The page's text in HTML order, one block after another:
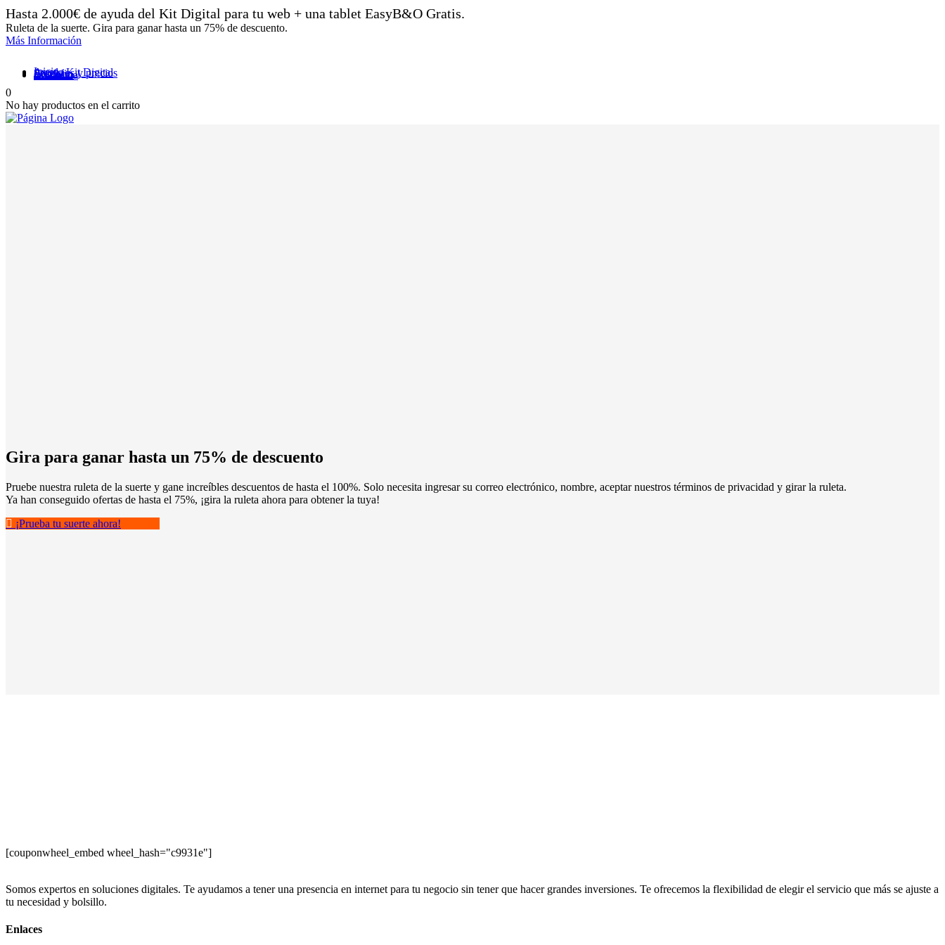
Hasta 2.000€ de ayuda del Kit Digital para tu web + una tablet EasyB&O Gratis.
Ruleta de la suerte. Gira para ganar hasta un 75% de descuento.
Más Información
Inicio
Ayuda Kit Digital
Servicios y precios
Portfolio
Contacto
Mi cuenta
0
No hay productos en el carrito
Gira para ganar hasta un 75% de descuento
Pruebe nuestra ruleta de la suerte y gane increíbles descuentos de hasta el 100%. Solo necesita ingresar su correo electrónico, nombre, aceptar nuestros términos de privacidad y girar la ruleta.
Ya han conseguido ofertas de hasta el 75%, ¡gira la ruleta ahora para obtener la tuya!
¡Prueba tu suerte ahora!
[couponwheel_embed wheel_hash="c9931e"]
Somos expertos en soluciones digitales. Te ayudamos a tener una presencia en internet para tu negocio sin tener que hacer grandes inversiones. Te ofrecemos la flexibilidad de elegir el servicio que más se ajuste a
tu necesidad y bolsillo.
Enlaces